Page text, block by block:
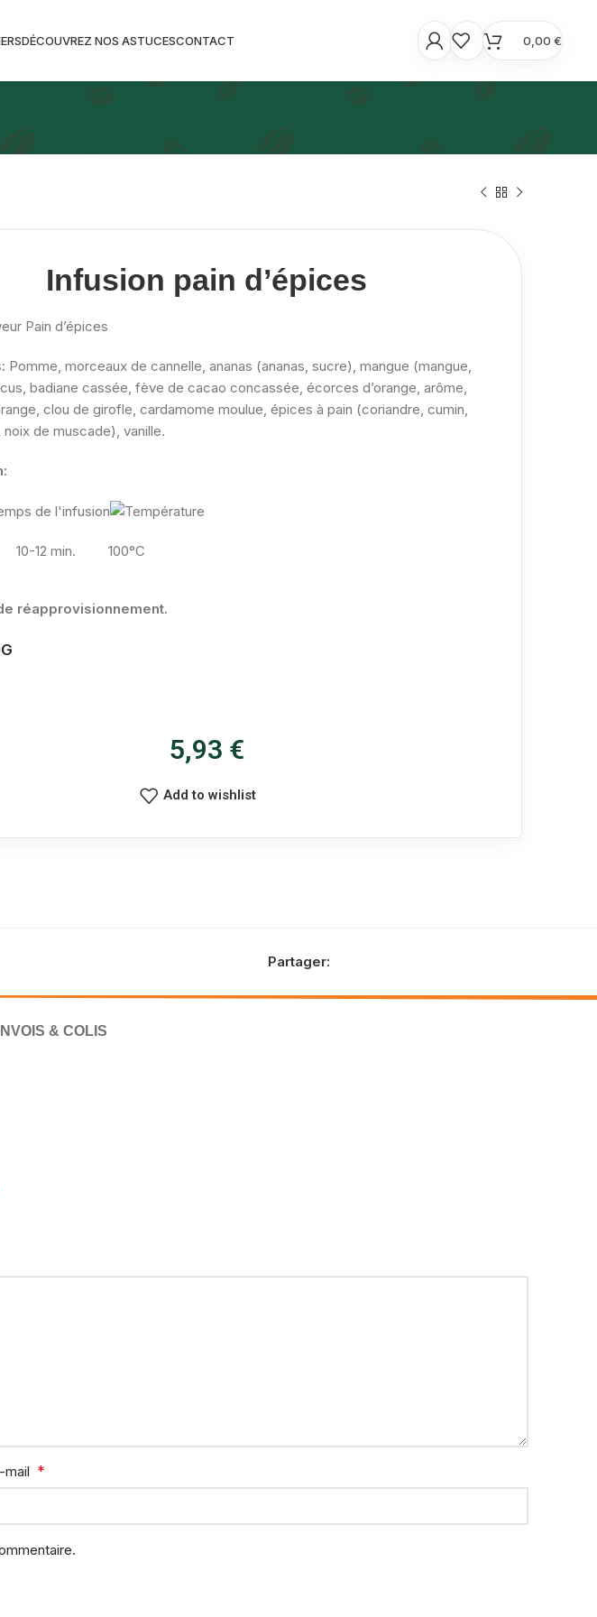
DÉCOUVREZ NOS ASTUCESCONTACT 0,00€
Infusion pain d’épices
Pain d’épices
Pomme, morceaux de cannelle, ananas (ananas, sucre), mangue (mangue,
badiane cassée, fève de cacao concassée, écorces d’orange, arôme,
clou de girofle, cardamome moulue, épices à pain (coriandre, cumin,
noix de muscade), vanille.
10-12 min. 100°C
réapprovisionnement.
5,93 €
Add to wishlist
Partager:
& COLIS
mail *